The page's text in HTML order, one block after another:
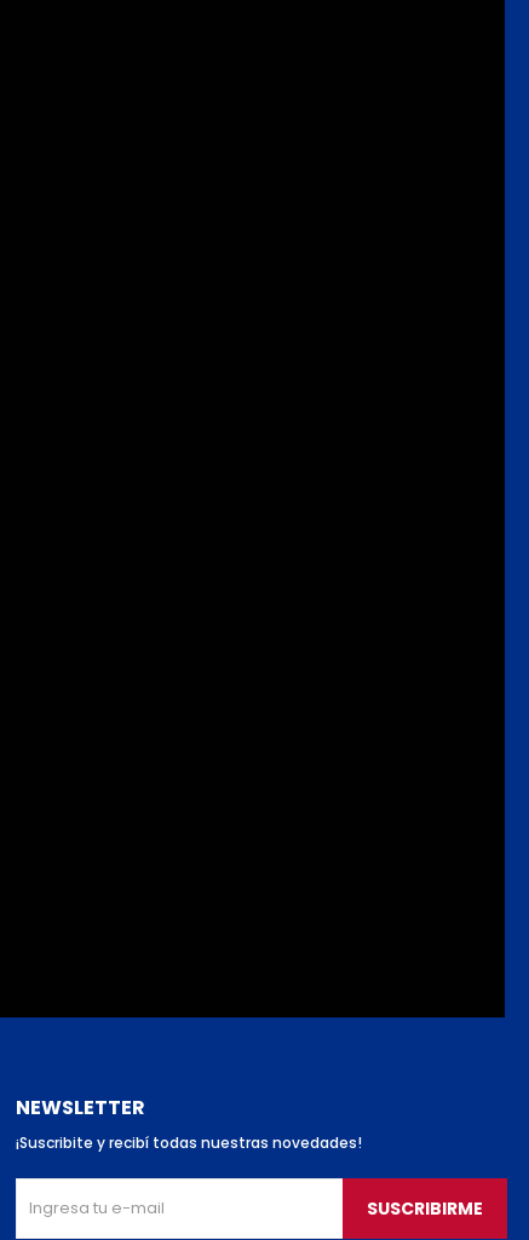
NEWSLETTER
¡Suscribite y recibí todas nuestras novedades!
SUSCRIBIRME